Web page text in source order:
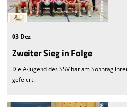
03 Dez
Zweiter Sieg in Folge
Die A-Jugend des SSV hat am Sonntag
gefeiert.